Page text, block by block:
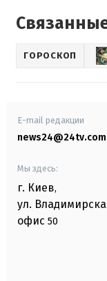
ГОРОСКОП
E-mail редакции
Мы здесь:
г. Киев,
ул.
офис 50